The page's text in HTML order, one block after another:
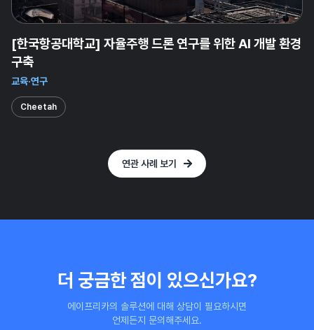
[한국항공대학교] 자율주행 드론 연구를 위한 AI 개발 환경
구축
교육·연구
Cheetah
연관 사례 보기
더 궁금한 점이 있으신가요?
에이프리카의 솔루션에 대해 상담이 필요하시면
언제든지 문의해주세요.